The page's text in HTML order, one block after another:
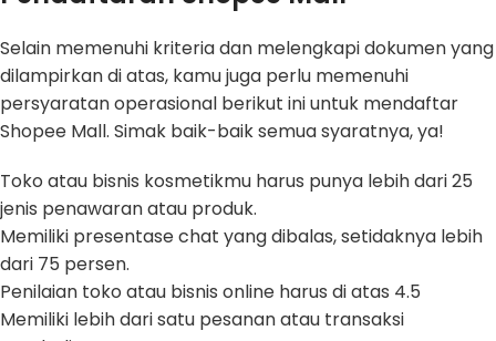
Selain memenuhi kriteria dan melengkapi dokumen yang
dilampirkan di atas, kamu juga perlu memenuhi
persyaratan operasional berikut ini untuk mendaftar
Shopee Mall. Simak baik-baik semua syaratnya, ya!
Toko atau bisnis kosmetikmu harus punya lebih dari 25
jenis penawaran atau produk.
Memiliki presentase chat yang dibalas, setidaknya lebih
dari 75 persen.
Penilaian toko atau bisnis online harus di atas 4.5
Memiliki lebih dari satu pesanan atau transaksi